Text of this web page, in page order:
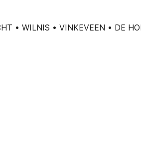
• WILNIS • VINKEVEEN • DE